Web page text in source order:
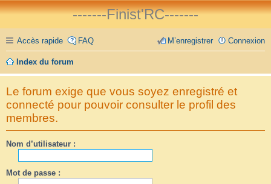
-------Finist'RC-------
Accès rapide FAQ Connexion
M’enregistrer
Index du forum
Le forum exige que vous soyez enregistré et
connecté pour pouvoir consulter le profil des
membres.
Nom d’utilisateur :
Mot de passe :